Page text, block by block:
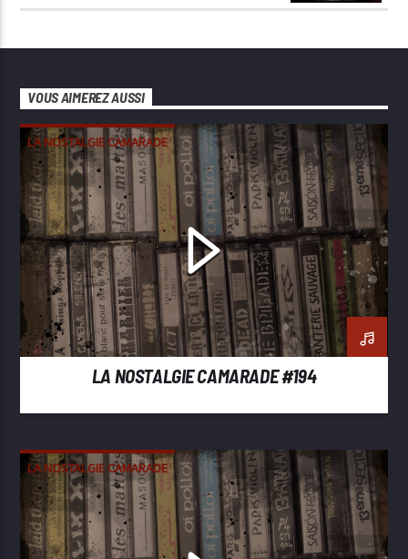
VOUS AIMEREZ AUSSI
LA NOSTALGIE CAMARADE
LA NOSTALGIE CAMARADE #194
LA NOSTALGIE CAMARADE